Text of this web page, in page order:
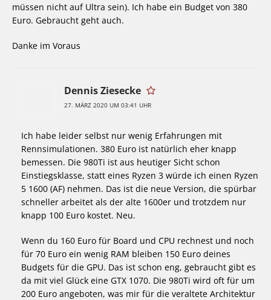
müssen nicht auf Ultra sein). Ich habe ein Budget von 380
Euro. Gebraucht geht auch.
Danke im Voraus
Dennis Ziesecke
27. MÄRZ 2020 UM 03:41 UHR
Ich habe leider selbst nur wenig Erfahrungen mit
Rennsimulationen. 380 Euro ist natürlich eher knapp
bemessen. Die 980Ti ist aus heutiger Sicht schon
Einstiegsklasse, statt eines Ryzen 3 würde ich einen Ryzen
5 1600 (AF) nehmen. Das ist die neue Version, die spürbar
schneller arbeitet als der alte 1600er und trotzdem nur
knapp 100 Euro kostet. Neu.
Wenn du 160 Euro für Board und CPU rechnest und noch
für 70 Euro ein wenig RAM bleiben 150 Euro deines
Budgets für die GPU. Das ist schon eng, gebraucht gibt es
da mit viel Glück eine GTX 1070. Die 980Ti wird oft für um
200 Euro angeboten, was mir für die veraltete Architektur